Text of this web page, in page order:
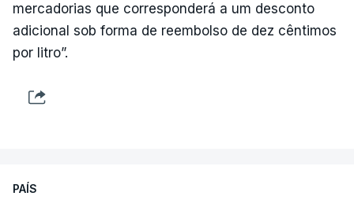
mercadorias que corresponderá a um desconto
adicional sob forma de reembolso de dez cêntimos
por litro”.
PAÍS